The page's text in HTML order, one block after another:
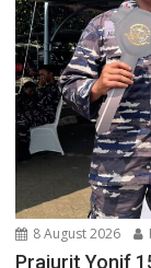
8 August 2026
Prajurit Yonif